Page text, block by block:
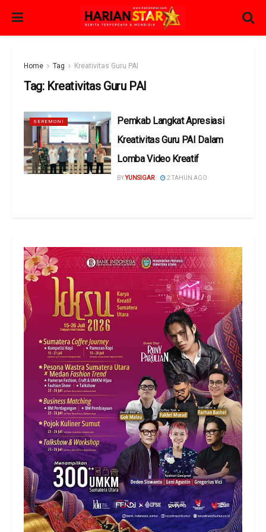
Home Tag Kreativitas Guru PAI
Tag: Kreativitas Guru PAI
SEREMONI
Pemkab Langkat Apresiasi
Kreativitas Guru PAI Dalam
Lomba Video Kreatif
BYYUNSIGAR 2 TAHUN AGO